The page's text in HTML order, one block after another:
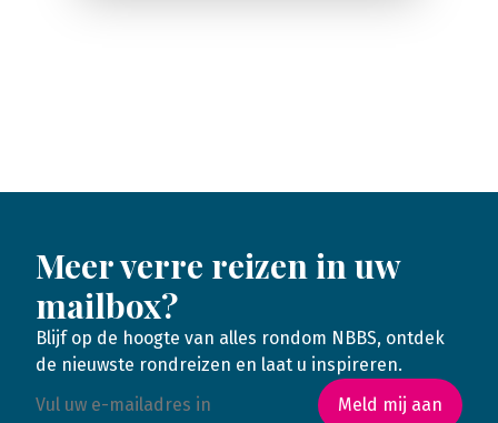
Meer verre reizen in uw
mailbox?
Blijf op de hoogte van alles rondom NBBS, ontdek
de nieuwste rondreizen en laat u inspireren.
Meld mij aan